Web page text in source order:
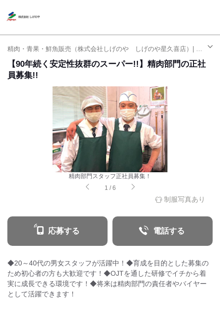
精肉・青果・鮮魚販売（株式会社しげのや しげのや星久喜店）| 正社員求人（千葉駅）
【90年続く安定性抜群のスーパー!!】精肉部門の正社
員募集!!
精肉部門スタッフ正社員募集！
1 /6
制服写真あり
応募する 電話する
◆20～40代の男女スタッフが活躍中！◆育成を目的とした募集の
ため初心者の方も大歓迎です！◆OJTを通した研修でイチから着
実に成長できる環境です！◆将来は精肉部門の責任者やバイヤー
として活躍できます！